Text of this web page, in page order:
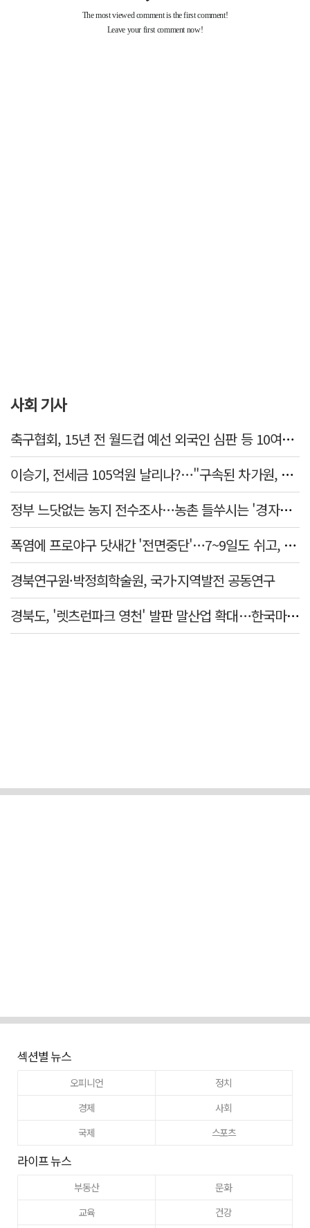
사회 기사
축구협회, 15년 전 월드컵 예선 외국인 심판 등 10여명에 '성 접대'
이승기, 전세금 105억원 날리나?…"구속된 차가원, 형사 범죄 영역"
정부 느닷없는 농지 전수조사…농촌 들쑤시는 '경자유전'의 칼날
폭염에 프로야구 닷새간 '전면중단'…7~9일도 쉬고, 11일 재개
경북연구원·박정희학술원, 국가·지역발전 공동연구
경북도, '렛츠런파크 영천' 발판 말산업 확대…한국마사회 유치도 총력
섹션별 뉴스
오피니언
정치
경제
사회
국제
스포츠
라이프 뉴스
부동산
문화
교육
건강